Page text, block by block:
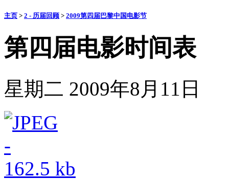
主页 > 2 - 历届回顾 > 2009第四届巴黎中国电影节
第四届电影时间表
星期二 2009年8月11日